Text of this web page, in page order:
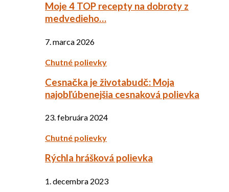
Moje 4 TOP recepty na dobroty z
medvedieho…
7. marca 2026
Chutné polievky
Cesnačka je životabudč: Moja
najobľúbenejšia cesnaková polievka
23. februára 2024
Chutné polievky
Rýchla hrášková polievka
1. decembra 2023